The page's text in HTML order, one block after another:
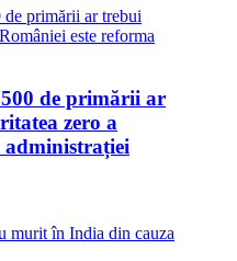
de primării ar
zero a
administrației